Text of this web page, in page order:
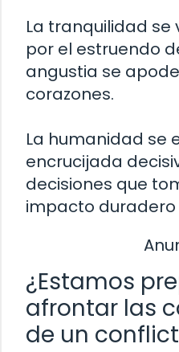
La tranquilidad se
por el estruendo
angustia se
corazones.
La humanidad se
encrucijada
decisiones que
impacto duradero
¿Estamos
afrontar las
de un